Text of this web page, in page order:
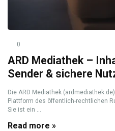
0
ARD Mediathek –
Sender & sichere
Die ARD Mediathek
Plattform des öffentlich-rechtlichen
Sie ist ein ...
Read more »